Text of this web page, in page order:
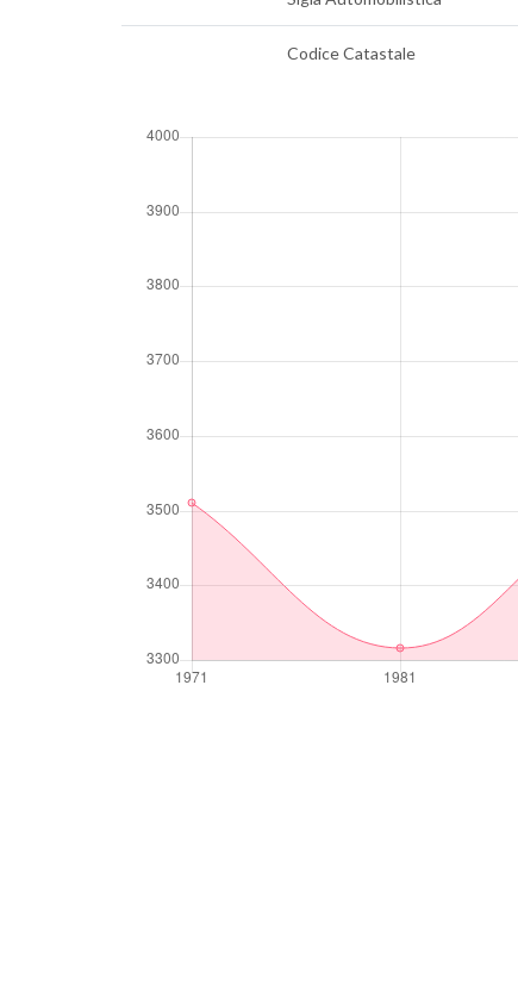
Codice Catastale